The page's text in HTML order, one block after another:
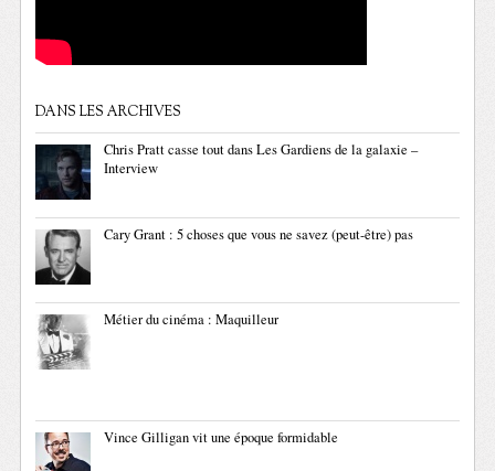
DANS LES ARCHIVES
Chris Pratt casse tout dans Les Gardiens de la galaxie –
Interview
Cary Grant : 5 choses que vous ne savez (peut-être) pas
Métier du cinéma : Maquilleur
Vince Gilligan vit une époque formidable